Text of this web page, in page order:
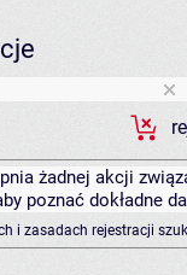
żadnej akcji
poznać dokładne
i zasadach rejestracji